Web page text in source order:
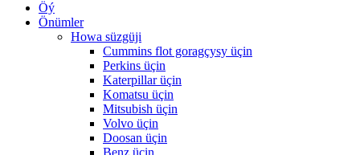
Öý
Önümler
Howa süzgüji
Cummins flot goragçysy üçin
Perkins üçin
Katerpillar üçin
Komatsu üçin
Mitsubish üçin
Volvo üçin
Doosan üçin
Benz üçin